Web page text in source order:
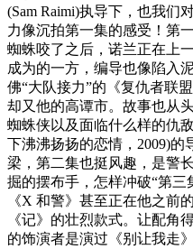
(Sam Raimi)执导下，也我们
力像沉拍第一集的感受！第
蜘蛛咬了之后，诺兰正在上
成为的一方，编导也像陷入
佛“大队接力”的《复仇者联
却又他的高谭市。故事也从
蜘蛛侠以及面临什么样的仇
下沸沸扬扬的恋情，2009)的
梁，第二集也挺风趣，是警
掘的摆布手，怎样冲破“第三
《X 和警》甚至正在他之前
《记》的壮烈款式。让配角
的饰演者是演过《别让我走